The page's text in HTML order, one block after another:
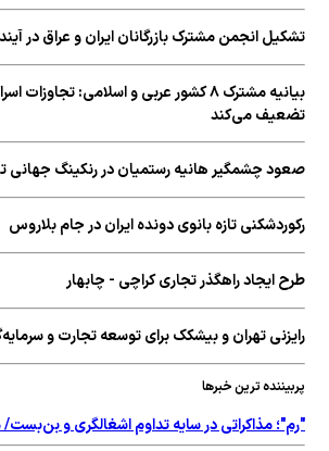
تشکیل انجمن مشترک بازرگانان ایران و عراق در آینده
بیانیه مشترک ۸ کشور عربی و اسلامی: تجاوزات
تضعیف می‌کند
صعود چشمگیر هانیه رستمیان در رنکینگ جهانی
رکوردشکنی تازه بانوی دونده ایران در جام بلاروس
طرح ایجاد راهگذر تجاری کراچی - چابهار
رایزنی تهران و بیشکک برای توسعه تجارت و
پربیننده ترین خبرها
"رم"؛ مذاکراتی در سایه تداوم اشغالگری و بن‌بست/